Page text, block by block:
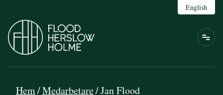
English
Hem/Medarbetare/Jan Flood